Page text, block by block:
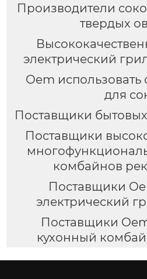
Производители
твердых
электрический
Oem использовать
для
Поставщики
Поставщики
комбайнов
Поставщики
электрический
Поставщики
кухонный